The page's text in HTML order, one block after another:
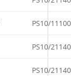
PS10/11100
PS10/21140
PS10/21140